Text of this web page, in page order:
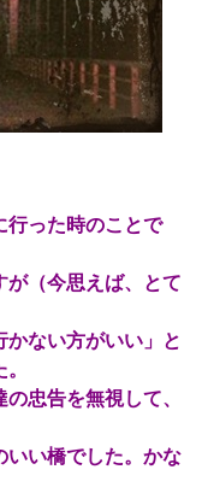
行った時のことで
（今思えば、とて
ない方がいい」と
忠告を無視して、
いい橋でした。かな